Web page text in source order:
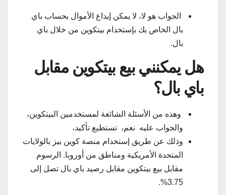
الجواب هو لا، لا يمكن إيداع الأموال بحساب باي
بال الخاص بك بإستخدام بيتكوين من خلال باي
بال.
هل يمكنني بيع بيتكوين مقابل
باي بال؟
وهذه من الأسئلة الشائعة لمستخدمين البيتكوين،
والجواب عليه نعم، تستطيع تأكيد،
وذلك عن طريق إستخدام منصة كوين بيز بالولايات
المتحدة الأمريكية ومناطق من أوروبا. الرسوم
مقابل بيع بيتكوين مقابل رصيد باي بال تصل إلى
3.75%.